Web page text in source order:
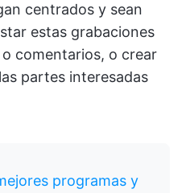
centrados y sean
estas grabaciones
comentarios, o crear
partes interesadas
programas y